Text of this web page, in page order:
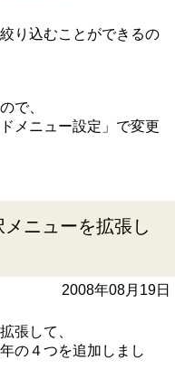
り込むことができるの
で、
メニュー設定」で変更
メニューを拡張し
2008年08月19日
張して、
の４つを追加しまし